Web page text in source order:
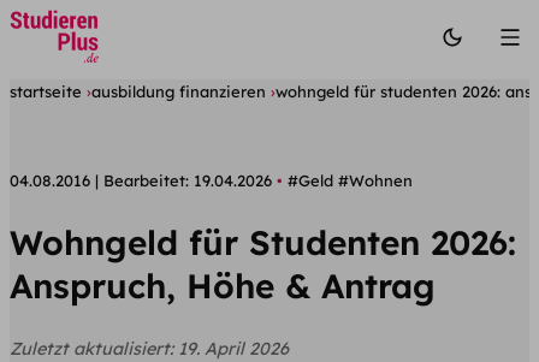
startseite ausbildung finanzieren wohngeld für studenten 2026:
04.08.2016 Bearbeitet: 19.04.2026 #Geld #Wohnen
Wohngeld für Studenten 2026:
Anspruch, Höhe & Antrag
Zuletzt aktualisiert: 19. April 2026